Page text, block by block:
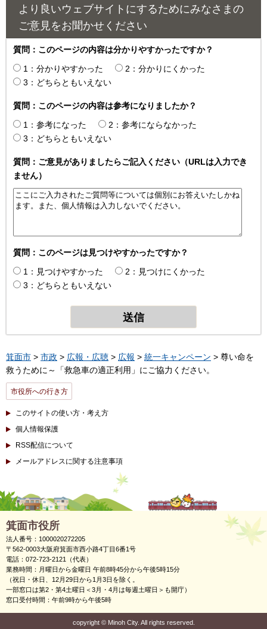
より良いウェブサイトにするためにみなさまの
ご意見をお聞かせください
質問：このページの内容は分かりやすかったですか？
1：分かりやすかった
2：分かりにくかった
3：どちらともいえない
質問：このページの内容は参考になりましたか？
1：参考になった
2：参考にならなかった
3：どちらともいえない
質問：ご意見がありましたらご記入ください（URLは入力でき
ません）
質問：このページは見つけやすかったですか？
1：見つけやすかった
2：見つけにくかった
3：どちらともいえない
箕面市 > 市政 > 広報・広聴 > 広報 > 統一キャンペーン > 尊い命を
救うために～「救急車の適正利用」にご協力ください。
市役所への行き方
このサイトの使い方・考え方
個人情報保護
RSS配信について
メールアドレスに関する注意事項
箕面市役所
法人番号：1000020272205
〒562-0003大阪府箕面市西小路4丁目6番1号
電話：072-723-2121（代表）
業務時間：月曜日から金曜日 午前8時45分から午後5時15分
（祝日・休日、12月29日から1月3日を除く。
一部窓口は第2・第4土曜日＜3月・4月は毎週土曜日＞も開庁）
窓口受付時間：午前9時から午後5時
copyright ©Minoh City. All rights reserved.